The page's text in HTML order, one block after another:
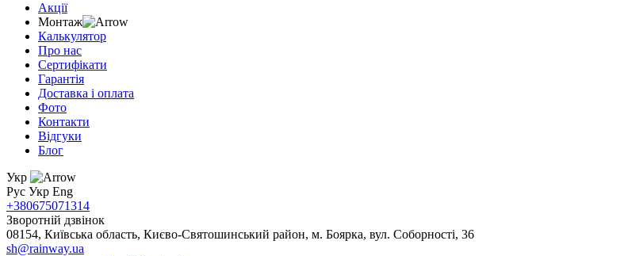
Акції
Монтаж
Калькулятор
Про нас
Сертифікати
Гарантія
Доставка і оплата
Фото
Контакти
Відгуки
Блог
Укр
Рус Укр Eng
+380675071314
Зворотній дзвінок
08154, Київська область, Києво-Святошинський район, м. Боярка, вул. Соборності, 36
sh@rainway.ua